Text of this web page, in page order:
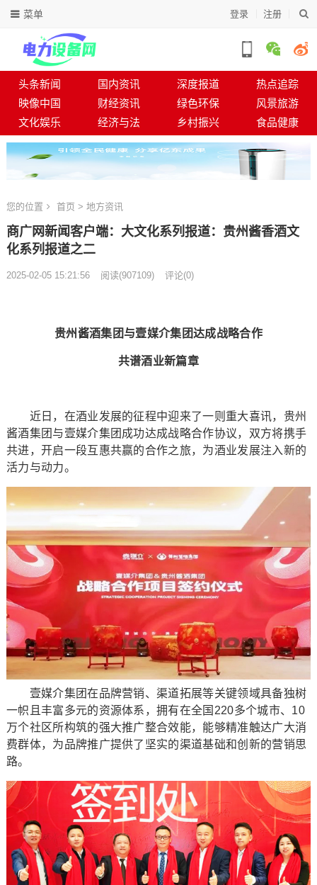
登录 注册
菜单
头条新闻 国内资讯 深度报道
热点追踪
映像中国
财经资讯 绿色环保
风景旅游
文化娱乐
经济与法 乡村振兴 食品健康
您的位置 首页 > 地方资讯
商广网新闻客户端：大文化系列报道：贵州酱香酒文
化系列报道之二
2025-02-05 15:21:56 阅读(907109) 评论(0)
贵州酱酒集团与壹媒介集团达成战略合作
共谱酒业新篇章
近日，在酒业发展的征程中迎来了一则重大喜讯，贵州
酱酒集团与壹媒介集团成功达成战略合作协议，双方将携手
共进，开启一段互惠共赢的合作之旅，为酒业发展注入新的
活力与动力。
壹媒介集团在品牌营销、渠道拓展等关键领域具备独树
一帜且丰富多元的资源体系，拥有在全国220多个城市、10
万个社区所构筑的强大推广整合效能，能够精准触达广大消
费群体，为品牌推广提供了坚实的渠道基础和创新的营销思
路。